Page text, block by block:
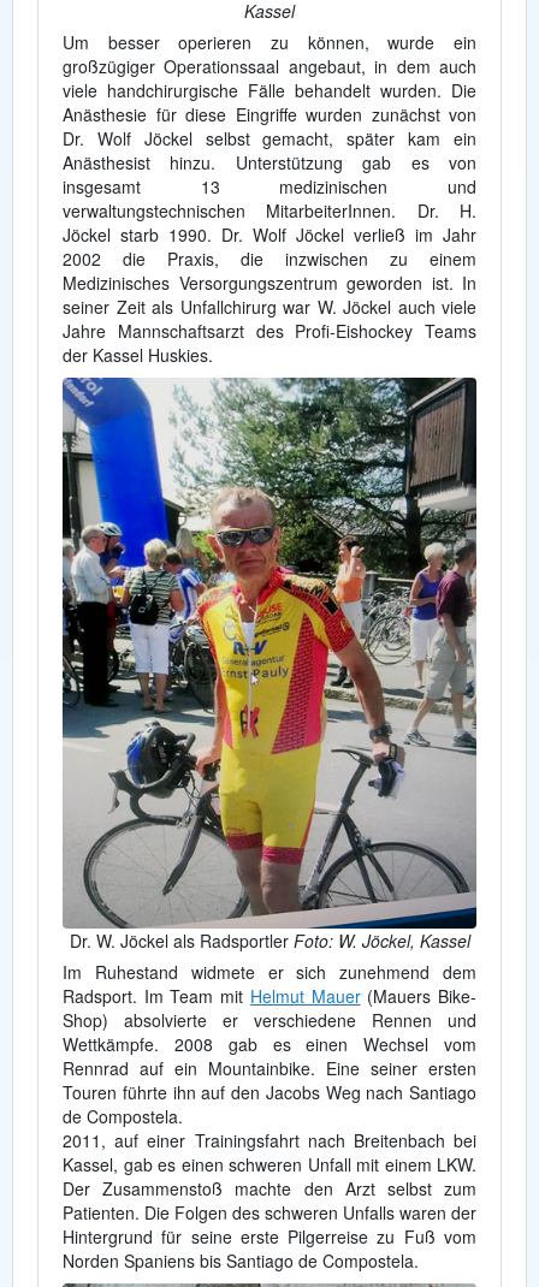
Kassel
Um besser operieren zu können, wurde ein
großzügiger Operationssaal angebaut, in dem auch
viele handchirurgische Fälle behandelt wurden. Die
Anästhesie für diese Eingriffe wurden zunächst von
Dr. Wolf Jöckel selbst gemacht, später kam ein
Anästhesist hinzu. Unterstützung gab es von
insgesamt 13 medizinischen und
verwaltungstechnischen MitarbeiterInnen. Dr. H.
Jöckel starb 1990. Dr. Wolf Jöckel verließ im Jahr
2002 die Praxis, die inzwischen zu einem
Medizinisches Versorgungszentrum geworden ist. In
seiner Zeit als Unfallchirurg war W. Jöckel auch viele
Jahre Mannschaftsarzt des Profi-Eishockey Teams
der Kassel Huskies.
Dr. W. Jöckel als Radsportler Foto: W. Jöckel, Kassel
Im Ruhestand widmete er sich zunehmend dem
Radsport. Im Team mit Helmut Mauer(Mauers Bike-
Shop) absolvierte er verschiedene Rennen und
Wettkämpfe. 2008 gab es einen Wechsel vom
Rennrad auf ein Mountainbike. Eine seiner ersten
Touren führte ihn auf den Jacobs Weg nach Santiago
de Compostela.
2011, auf einer Trainingsfahrt nach Breitenbach bei
Kassel, gab es einen schweren Unfall mit einem LKW.
Der Zusammenstoß machte den Arzt selbst zum
Patienten. Die Folgen des schweren Unfalls waren der
Hintergrund für seine erste Pilgerreise zu Fuß vom
Norden Spaniens bis Santiago de Compostela.